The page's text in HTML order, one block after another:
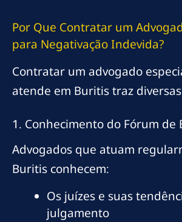
Por Que Contratar um
para Negativação Indevida?
Contratar um advogado
atende em Buritis traz
1. Conhecimento do Fórum de
Advogados que atuam
Buritis conhecem:
Os juízes e suas
julgamento